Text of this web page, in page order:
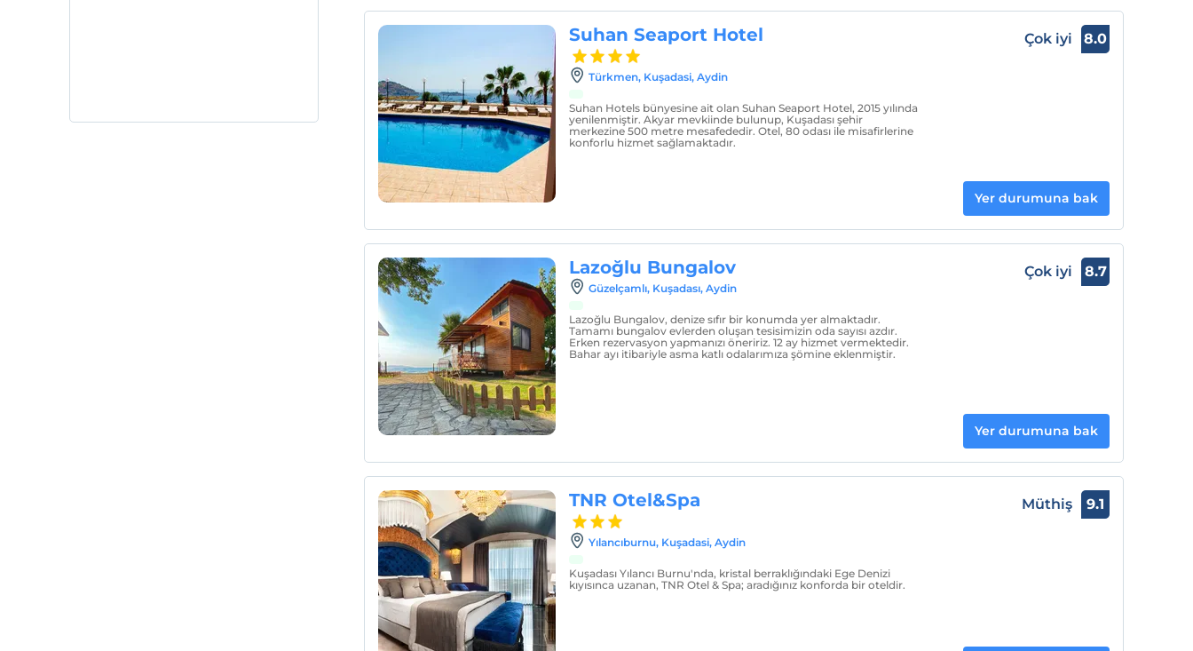
Suhan Seaport Hotel
Türkmen, Kuşadasi, Aydin
Suhan Hotels bünyesine ait olan Suhan Seaport Hotel, 2015 yılında
yenilenmiştir. Akyar mevkiinde bulunup, Kuşadası şehir
merkezine 500 metre mesafededir. Otel, 80 odası ile misafirlerine
konforlu hizmet sağlamaktadır.
Çok iyi 8.0
Yer durumuna bak
Lazoğlu Bungalov
Güzelçamlı, Kuşadası, Aydin
Lazoğlu Bungalov, denize sıfır bir konumda yer almaktadır.
Tamamı bungalov evlerden oluşan tesisimizin oda sayısı azdır.
Erken rezervasyon yapmanızı öneririz. 12 ay hizmet vermektedir.
Bahar ayı itibariyle asma katlı odalarımıza şömine eklenmiştir.
Çok iyi 8.7
Yer durumuna bak
TNR Otel&Spa
Yılancıburnu, Kuşadasi, Aydin
Kuşadası Yılancı Burnu'nda, kristal berraklığındaki Ege Denizi
kıyısınca uzanan, TNR Otel & Spa; aradığınız konforda bir oteldir.
Müthiş 9.1